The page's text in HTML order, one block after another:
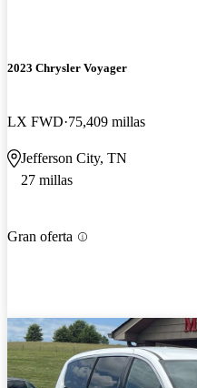
2023 Chrysler Voyager
LX FWD 75,409 millas
Jefferson City, TN
27 millas
Gran oferta